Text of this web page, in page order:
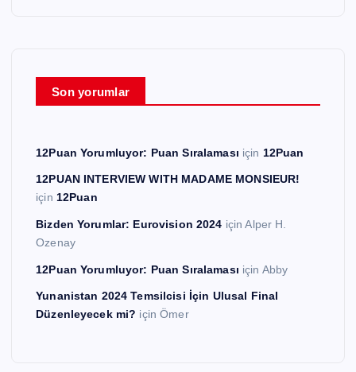
Son yorumlar
12Puan Yorumluyor: Puan Sıralaması için 12Puan
12PUAN INTERVIEW WITH MADAME MONSIEUR!
için 12Puan
Bizden Yorumlar: Eurovision 2024 içinAlper H.
Ozenay
12Puan Yorumluyor: Puan Sıralaması için Abby
Yunanistan 2024 Temsilcisi İçin Ulusal Final
Düzenleyecek mi? içinÖmer